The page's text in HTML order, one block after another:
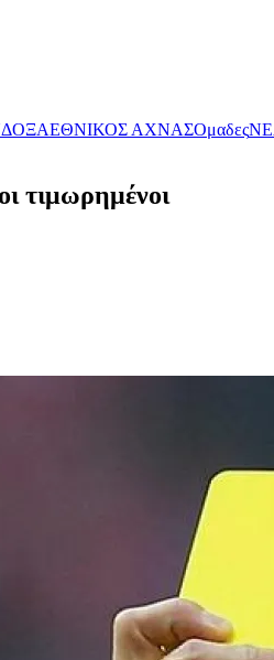
ΔΟΞΑΕΘΝΙΚΟΣ ΑΧΝΑΣΟμαδες
τιμωρημένοι